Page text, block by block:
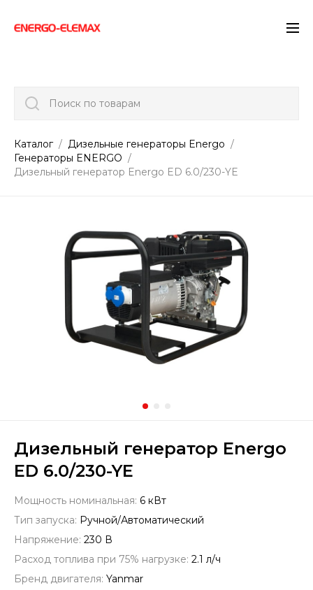
Поиск по товарам
Каталог
Дизельные генераторы Energo
Генераторы ENERGO
Дизельный генератор Energo ED 6.0/230-YE
Дизельный генератор Energo
ED 6.0/230-YE
Мощность номинальная: 6 кВт
Тип запуска: Ручной/Автоматический
Напряжение: 230 В
Расход топлива при 75% нагрузке: 2.1 л/ч
Бренд двигателя: Yanmar